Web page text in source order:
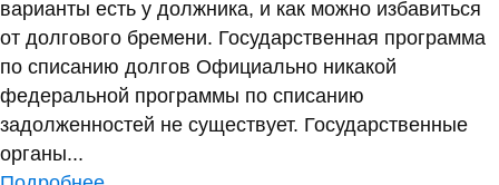
варианты есть у должника, и как можно избавиться
от долгового бремени. Государственная программа
по списанию долгов Официально никакой
федеральной программы по списанию
задолженностей не существует. Государственные
органы...